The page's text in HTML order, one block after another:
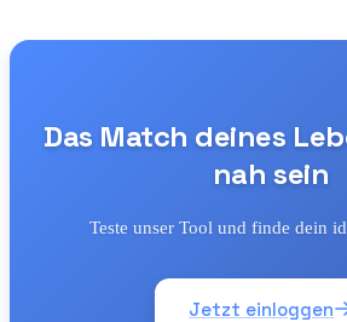
Das Match deines
nah sein
Teste unser Tool und finde dein
Jetzt einloggen